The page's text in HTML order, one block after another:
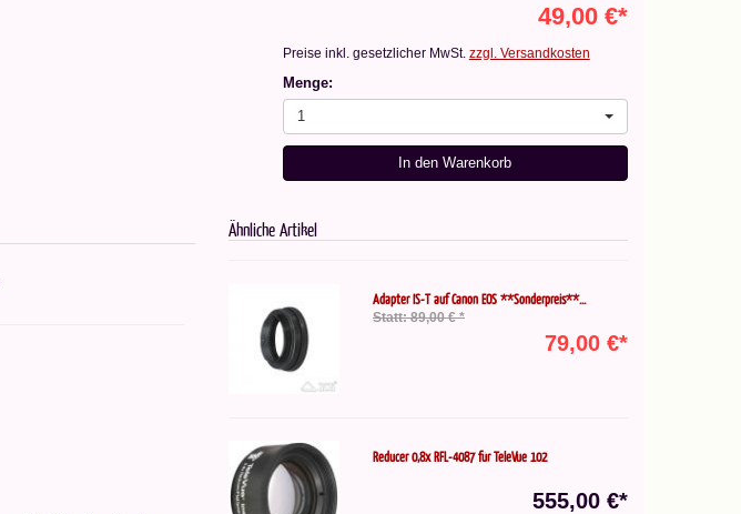
49,00 €*
Preise inkl. gesetzlicher MwSt. zzgl. Versandkosten
Menge:
1
In den Warenkorb
Ähnliche Artikel
Adapter IS-T auf Canon EOS **Sonderpreis**...
Statt: 89,00 € *
79,00 €*
Reducer 0,8x RFL-4087 für TeleVue 102
555,00 €*